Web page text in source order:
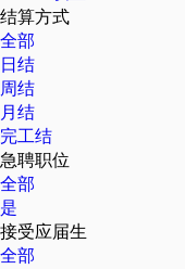
结算方式
全部
日结
周结
月结
完工结
急聘职位
全部
是
接受应届生
全部